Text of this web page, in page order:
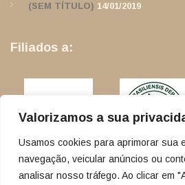
Valorizamos a sua
Usamos cookies para aprimorar sua
navegação, veicular anúncios ou
analisar nosso tráfego. Ao clicar em
(SEM TÍTULO) 14/01/2019
Filiados a: